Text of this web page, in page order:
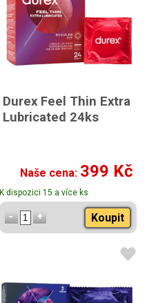
Durex Feel Thin Extra
Lubricated 24ks
Naše cena: 399 Kč
K dispozici 15 a více ks
Koupit